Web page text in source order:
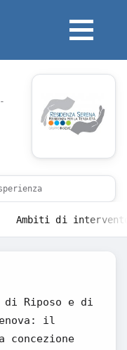
Ambiti di
di Riposo e di
il
concezione